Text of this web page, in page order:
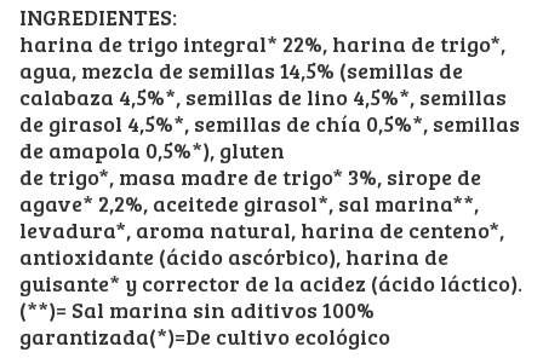
INGREDIENTES:
harina de trigo integral* 22%, harina de trigo*,
agua, mezcla de semillas 14,5% (semillas de
calabaza 4,5%*, semillas de lino 4,5%*, semillas
de girasol 4,5%*, semillas de chía 0,5%*, semillas
de amapola 0,5%*), gluten
de trigo*, masa madre de trigo* 3%, sirope de
agave* 2,2%, aceitede girasol*, sal marina**,
levadura*, aroma natural, harina de centeno*,
antioxidante (ácido ascórbico), harina de
guisante* y corrector de la acidez (ácido láctico).
(**)= Sal marina sin aditivos 100%
garantizada(*)=De cultivo ecológico